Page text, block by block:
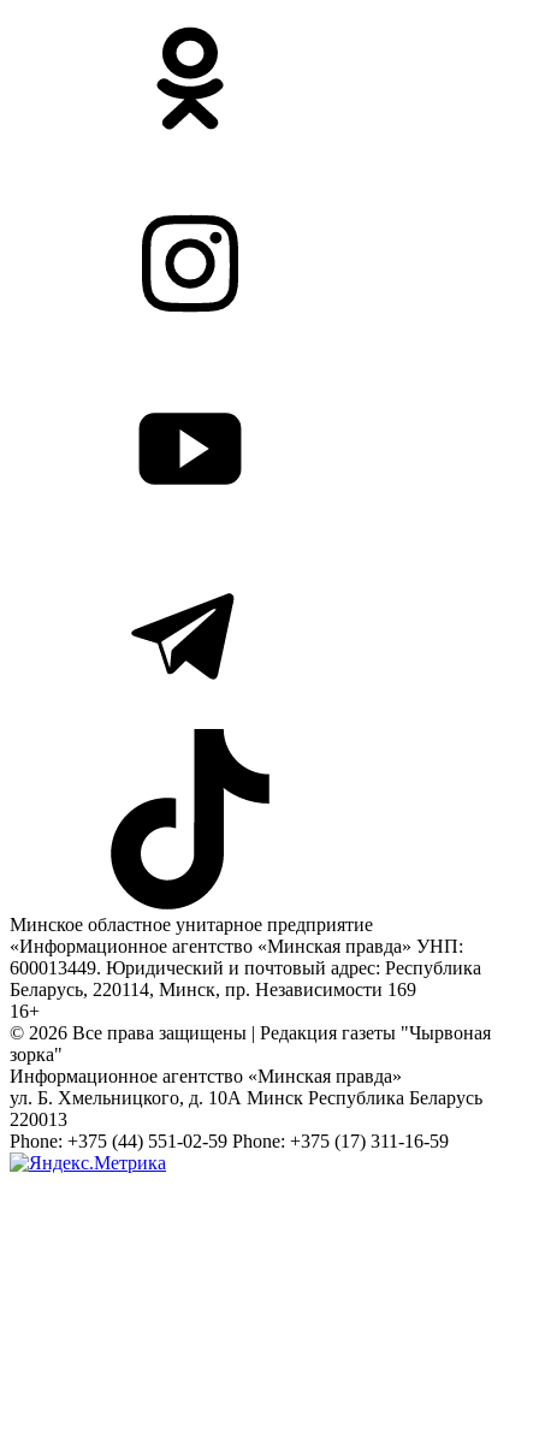
Минское областное унитарное предприятие
«Информационное агентство «Минская правда» УНП:
600013449. Юридический и почтовый адрес: Республика
Беларусь, 220114, Минск, пр. Независимости 169
16+
© 2026 Все права защищены | Редакция газеты "Чырвоная
зорка"
Информационное агентство «Минская правда»
ул. Б. Хмельницкого, д. 10А Минск Республика Беларусь
220013
Phone: +375 (44) 551-02-59 Phone: +375 (17) 311-16-59